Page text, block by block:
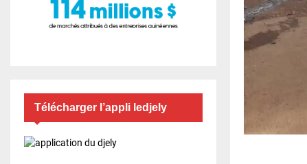
Télécharger l’appli ledjely